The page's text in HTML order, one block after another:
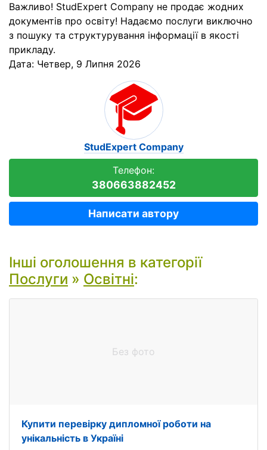
Важливо! StudExpert Company не продає жодних
документів про освіту! Надаємо послуги виключно
з пошуку та структурування інформації в якості
прикладу.
Дата: Четвер, 9 Липня 2026
StudExpert Company
Телефон:
380663882452
Написати автору
Інші оголошення в категорії
Послуги » Освітні:
Без фото
Купити перевірку дипломної роботи на
унікальність в Україні